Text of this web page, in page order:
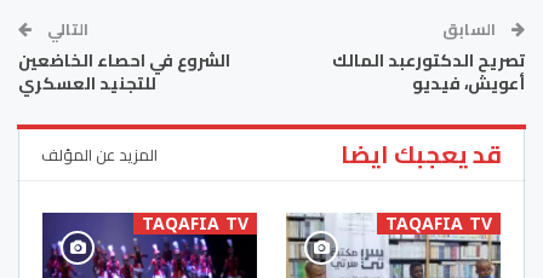
السابق
تصريح الدكتورعبد المالك
أعويش، فيديو
التالي
الشروع في احصاء الخاضعين
للتجنيد العسكري
قد يعجبك ايضا المزيد عن المؤلف
TAQAFIA TV
TAQAFIA TV